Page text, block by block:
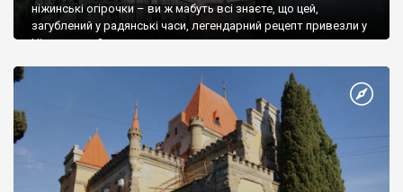
ніжинські огірочки – ви ж мабуть всі знаєте, що цей,
загублений у радянські часи, легендарний рецепт привезли у
Ніжин греки?